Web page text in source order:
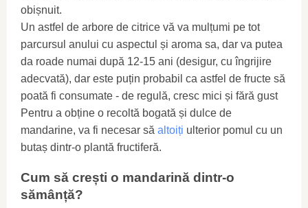
obișnuit.
Un astfel de arbore de citrice vă va mulțumi pe tot
parcursul anului cu aspectul și aroma sa, dar va putea
da roade numai după 12-15 ani (desigur, cu îngrijire
adecvată), dar este puțin probabil ca astfel de fructe să
poată fi consumate - de regulă, cresc mici și fără gust
Pentru a obține o recoltă bogată și dulce de
mandarine, va fi necesar să altoiți ulterior pomul cu un
butaș dintr-o plantă fructiferă.
Cum să crești o mandarină dintr-o
sămânță?